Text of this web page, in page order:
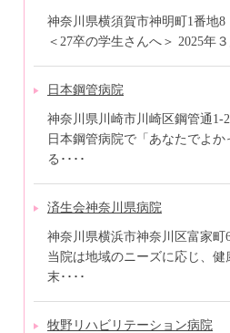
神奈川県横須賀市神明町1番地8
＜27卒の学生さんへ＞ 2025年
日本鋼管病院
神奈川県川崎市川崎区鋼管通1-
日本鋼管病院で「あなたでよか
る････
済生会神奈川県病院
神奈川県横浜市神奈川区富家町
当院は地域のニーズに応じ、
末････
牧野リハビリテーション病院